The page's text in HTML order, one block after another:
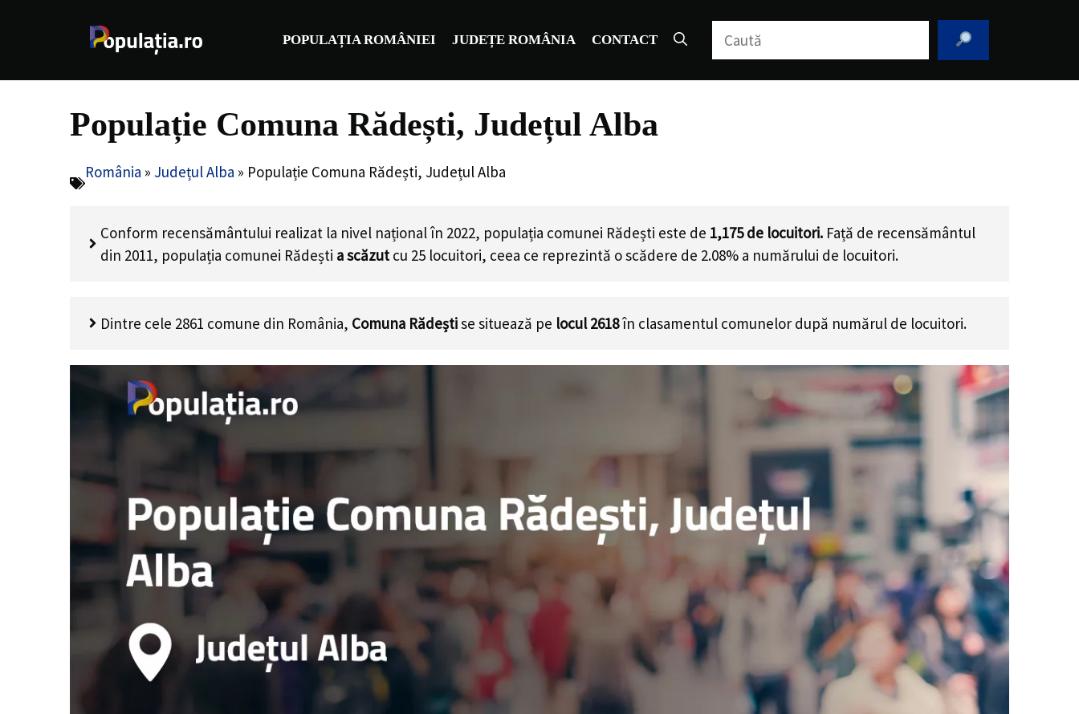
POPULAȚIA ROMÂNIEI JUDEȚE ROMÂNIA CONTACT Caută
Populație Comuna Rădești, Județul Alba
România » Județul Alba » Populație Comuna Rădești, Județul Alba
Conform recensământului realizat la nivel național în 2022, populația comunei Rădești este de 1,175de locuitori. Față de recensământul
din 2011, populația comunei Rădești a scăzut cu 25 locuitori, ceea ce reprezintă o scădere de 2.08% a numărului de locuitori.
Dintre cele 2861 comune din România, Comuna Rădeștise situează pe locul 2618în clasamentul comunelor după numărul de locuitori.